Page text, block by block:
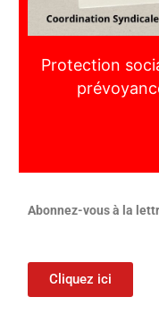
Protection
Abonnez-vous à la
Cliquez ici